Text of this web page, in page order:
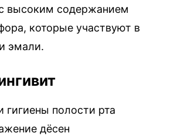
высоким содержанием
которые участвуют в
эмали.
гигиены полости рта
дёсен